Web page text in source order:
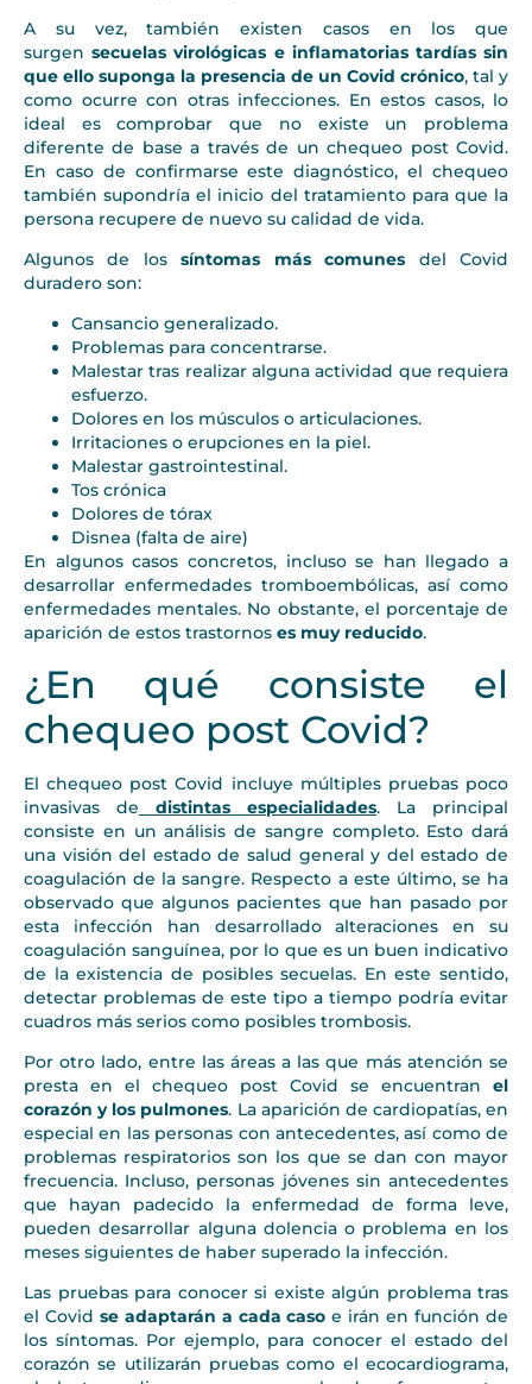
A su vez, también existen casos en los que
surgensecuelas virológicas e inflamatorias tardías sin
que ello suponga la presencia de un Covid crónico, tal y
como ocurre con otras infecciones. En estos casos, lo
ideal es comprobar que no existe un problema
diferente de base a través de un chequeo post Covid.
En caso de confirmarse este diagnóstico, el chequeo
también supondría el inicio del tratamiento para que la
persona recupere de nuevo su calidad de vida.
Algunos de lossíntomas más comunes del Covid
duradero son:
Cansancio generalizado.
Problemas para concentrarse.
Malestar tras realizar alguna actividad que requiera
esfuerzo.
Dolores en los músculos o articulaciones.
Irritaciones o erupciones en la piel.
Malestar gastrointestinal.
Tos crónica
Dolores de tórax
Disnea (falta de aire)
En algunos casos concretos, incluso se han llegado a
desarrollar enfermedades tromboembólicas, así como
enfermedades mentales. No obstante, el porcentaje de
aparición de estos trastornos es muy reducido.
¿En qué consiste el
chequeo post Covid?
El chequeo post Covid incluye múltiples pruebas poco
invasivas de distintas especialidades. La principal
consiste en un análisis de sangre completo. Esto dará
una visión del estado de salud general y del estado de
coagulación de la sangre. Respecto a este último, se ha
observado que algunos pacientes que han pasado por
esta infección han desarrollado alteraciones en su
coagulación sanguínea, por lo que es un buen indicativo
de la existencia de posibles secuelas. En este sentido,
detectar problemas de este tipo a tiempo podría evitar
cuadros más serios como posibles trombosis.
Por otro lado, entre las áreas a las que más atención se
presta en el chequeo post Covid se encuentran el
corazón y los pulmones. La aparición de cardiopatías, en
especial en las personas con antecedentes, así como de
problemas respiratorios son los que se dan con mayor
frecuencia. Incluso, personas jóvenes sin antecedentes
que hayan padecido la enfermedad de forma leve,
pueden desarrollar alguna dolencia o problema en los
meses siguientes de haber superado la infección.
Las pruebas para conocer si existe algún problema tras
el Covid se adaptarán a cada caso e irán en función de
los síntomas. Por ejemplo, para conocer el estado del
corazón se utilizarán pruebas como el ecocardiograma,